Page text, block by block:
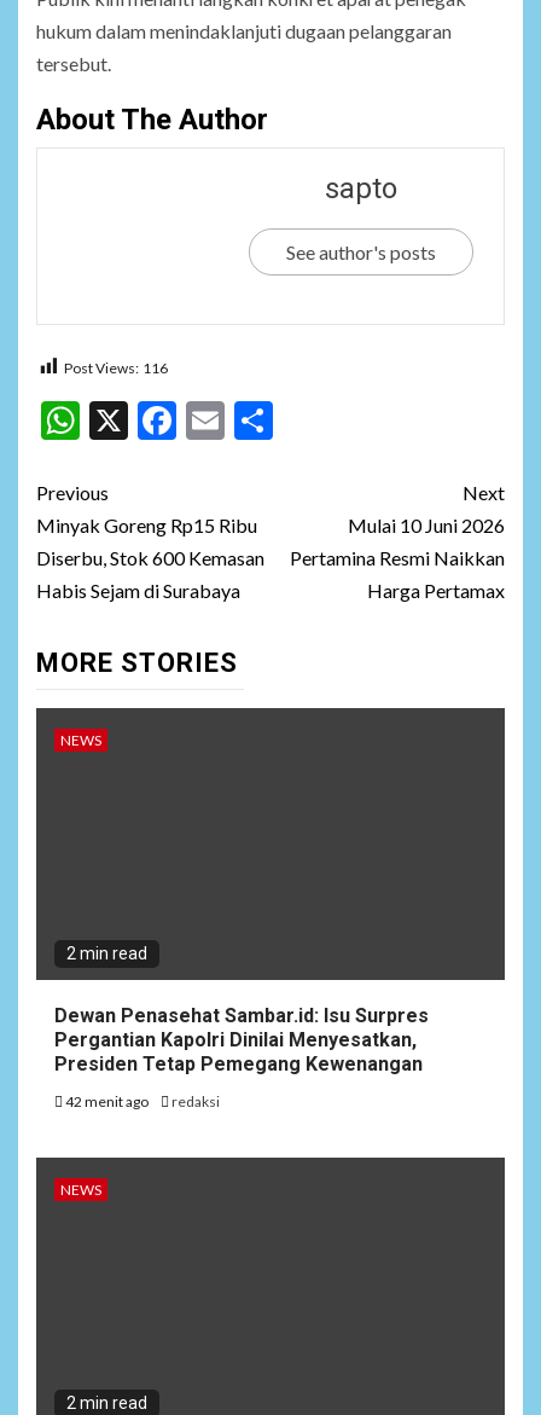
hukum dalam menindaklanjuti dugaan pelanggaran
tersebut.
About The Author
sapto
See author's posts
Post Views: 116
WhatsApp
X Facebook
Email
Post
navigation
Previous
Minyak Goreng Rp15 Ribu
Diserbu, Stok 600 Kemasan
Habis Sejam di Surabaya
Next
Mulai 10 Juni 2026
Pertamina Resmi Naikkan
Harga Pertamax
MORE STORIES
NEWS
2 min read
Dewan Penasehat Sambar.id: Isu Surpres
Pergantian Kapolri Dinilai Menyesatkan,
Presiden Tetap Pemegang Kewenangan
42 menit ago redaksi
NEWS
2 min read